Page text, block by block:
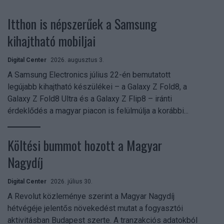
Itthon is népszerűek a Samsung
kihajtható mobiljai
Digital Center 2026. augusztus 3.
A Samsung Electronics július 22-én bemutatott
legújabb kihajtható készülékei – a Galaxy Z Fold8, a
Galaxy Z Fold8 Ultra és a Galaxy Z Flip8 – iránti
érdeklődés a magyar piacon is felülmúlja a korábbi...
Költési bummot hozott a Magyar
Nagydíj
Digital Center 2026. július 30.
A Revolut közleménye szerint a Magyar Nagydíj
hétvégéje jelentős növekedést mutat a fogyasztói
aktivitásban Budapest szerte. A tranzakciós adatokból